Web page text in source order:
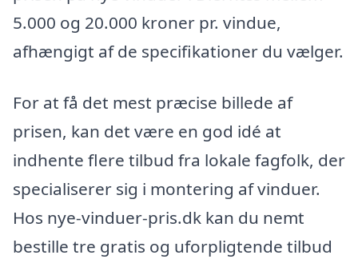
5.000 og 20.000 kroner pr. vindue,
afhængigt af de specifikationer du vælger.
For at få det mest præcise billede af
prisen, kan det være en god idé at
indhente flere tilbud fra lokale fagfolk, der
specialiserer sig i montering af vinduer.
Hos nye-vinduer-pris.dk kan du nemt
bestille tre gratis og uforpligtende tilbud